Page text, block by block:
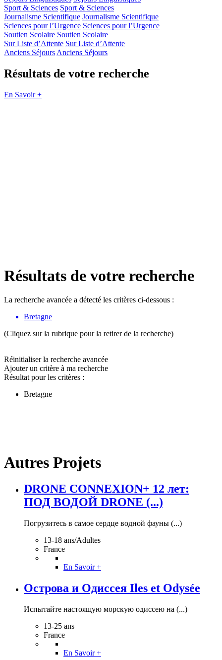
Sport & Sciences Sport & Sciences
Journalisme Scientifique Journalisme Scientifique
Sciences pour l’Urgence Sciences pour l’Urgence
Soutien Scolaire Soutien Scolaire
Sur Liste d’Attente Sur Liste d’Attente
Anciens SéjoursAnciens Séjours
Résultats de votre recherche
En Savoir +
Résultats de votre recherche
La recherche avancée a détecté les critères ci-dessous :
Bretagne
(Cliquez sur la rubrique pour la retirer de la recherche)
Réinitialiser la recherche avancée
Ajouter un critère à ma recherche
Résultat pour les critères :
Bretagne
Autres Projets
DRONE CONNEXION+ 12 лет:
ПОД ВОДОЙ DRONE (...)
Погрузитесь в самое сердце водной фауны (...)
13-18 ans/Adultes
France
En Savoir +
Острова и Одиссея Iles et Odysée
Испытайте настоящую морскую одиссею на (...)
13-25 ans
France
En Savoir +